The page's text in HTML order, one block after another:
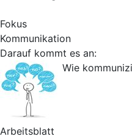
Fokus
Kommunikation
Darauf kommt es an:
Wie
Arbeitsblatt